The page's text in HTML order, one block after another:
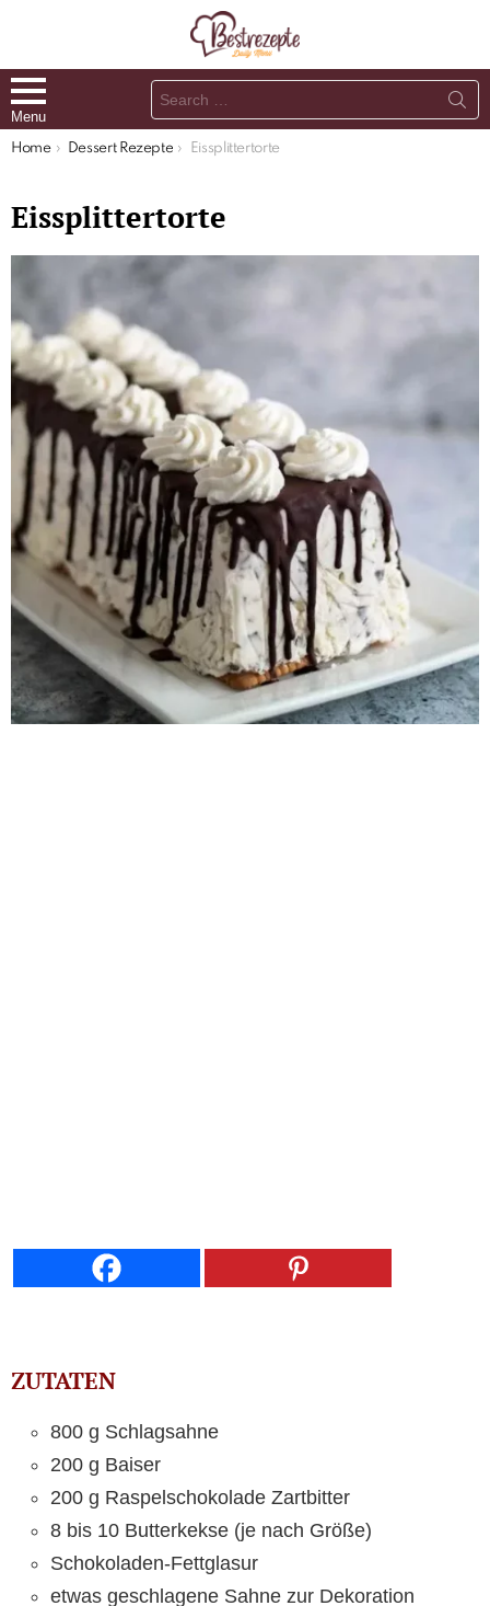
Menu
Search
for:
You are here:
Home Dessert Rezepte Eissplittertorte
Eissplittertorte
ZUTATEN
800 g Schlagsahne
200 g Baiser
200 g Raspelschokolade Zartbitter
8 bis 10 Butterkekse (je nach Größe)
Schokoladen-Fettglasur
etwas geschlagene Sahne zur Dekoration